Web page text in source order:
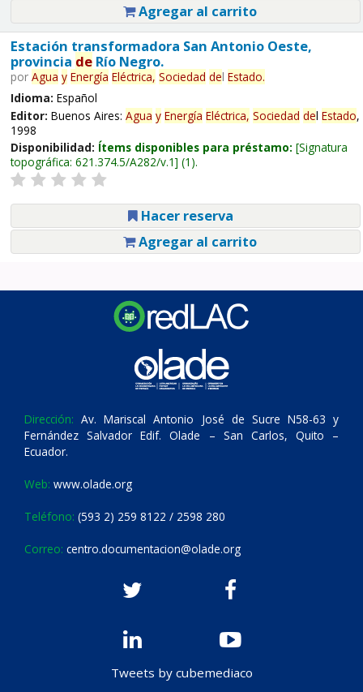
Agregar al carrito
Estación transformadora San Antonio Oeste,
provincia deRío Negro.
por Agua y Energía Eléctrica, Sociedad del Estado.
Idioma: Español
Editor: Buenos Aires: Agua y Energía Eléctrica, Sociedad del Estado,
1998
Disponibilidad: Ítems disponibles para préstamo: Signatura
topográfica: 621.374.5/A282/v.1 (1).
Hacer reserva
Agregar al carrito
Dirección: Av. Mariscal Antonio José de Sucre N58-63 y
Fernández Salvador Edif. Olade – San Carlos, Quito –
Ecuador.
Web: www.olade.org
Teléfono: (593 2) 259 8122 / 2598 280
Correo: centro.documentacion@olade.org
Tweets by cubemediaco